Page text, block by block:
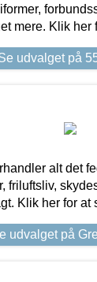
mere. Klik her
udvalget på
alt det
friluftsliv,
Klik her for at
udvalget på